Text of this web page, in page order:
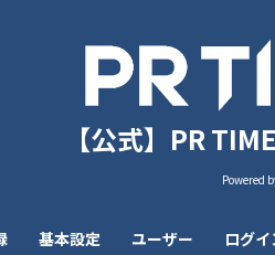
【公式】PR
Powered
基本設定 ユーザー ログ